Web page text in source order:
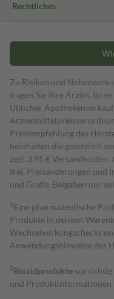
Rechtliches
Zu Risiken und
fragen Sie Ihre Ärztin,
Üblicher
Preisempfehlung des
beinhalten die gesetzlich
zzgl. 3,95 €
frei. Preisänderungen und
und Gratis-Beigaben nur
1 Eine pharmazeutische
Produkte in deinem
Wechselwirkungschecks
Anwendungshinweise des
2Biozidproduktevorsichtig
und Produktinformationen